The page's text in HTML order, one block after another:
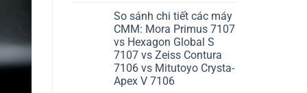
bình
luận
ở
MÁY
ĐO
CMM
MORA
PRIMUS
–
So sánh chi tiết các máy
CMM: Mora Primus 7107
vs Hexagon Global S
7107 vs Zeiss Contura
7106 vs Mitutoyo Crysta-
Apex V 7106